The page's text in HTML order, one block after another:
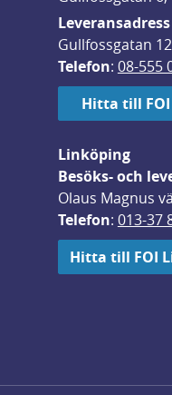
öppnas i nytt
Leveransadress
Gullfossgatan
Telefon: 08-555
Hitta till
Linköping
Besöks- och
Olaus Magnus
Telefon: 013-37
Hitta till FOI